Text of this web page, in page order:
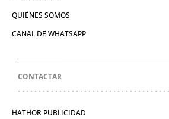
QUIÉNES SOMOS
CANAL DE WHATSAPP
CONTACTAR
HATHOR PUBLICIDAD